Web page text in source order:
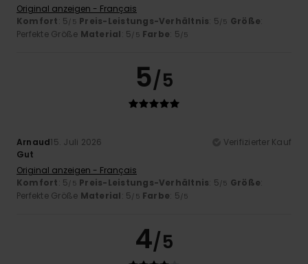
Original anzeigen - Français
Komfort: 5/5 Preis-Leistungs-Verhältnis: 5/5 Größe:
Perfekte Größe Material: 5/5 Farbe: 5/5
5/5
Arnaud15. Juli 2026
Verifizierter Kauf
Gut
Original anzeigen - Français
Komfort: 5/5 Preis-Leistungs-Verhältnis: 5/5 Größe:
Perfekte Größe Material: 5/5 Farbe: 5/5
4/5